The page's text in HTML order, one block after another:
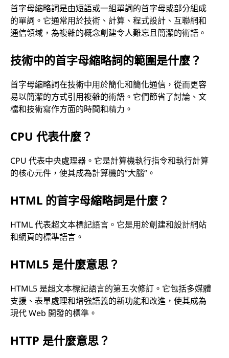
首字母縮略詞是由短語或一組單詞的首字母或部分組成
的單詞。它通常用於技術、計算、程式設計、互聯網和
通信領域，為複雜的概念創建令人難忘且簡潔的術語。
技術中的首字母縮略詞的範圍是什麼？
首字母縮略詞在技術中用於簡化和簡化通信，從而更容
易以簡潔的方式引用複雜的術語。它們節省了討論、文
檔和技術寫作方面的時間和精力。
CPU 代表什麼？
CPU 代表中央處理器。它是計算機執行指令和執行計算
的核心元件，使其成為計算機的“大腦”。
HTML 的首字母縮略詞是什麼？
HTML 代表超文本標記語言。它是用於創建和設計網站
和網頁的標準語言。
HTML5 是什麼意思？
HTML5 是超文本標記語言的第五次修訂。它包括多媒體
支援、表單處理和增強語義的新功能和改進，使其成為
現代 Web 開發的標準。
HTTP 是什麼意思？